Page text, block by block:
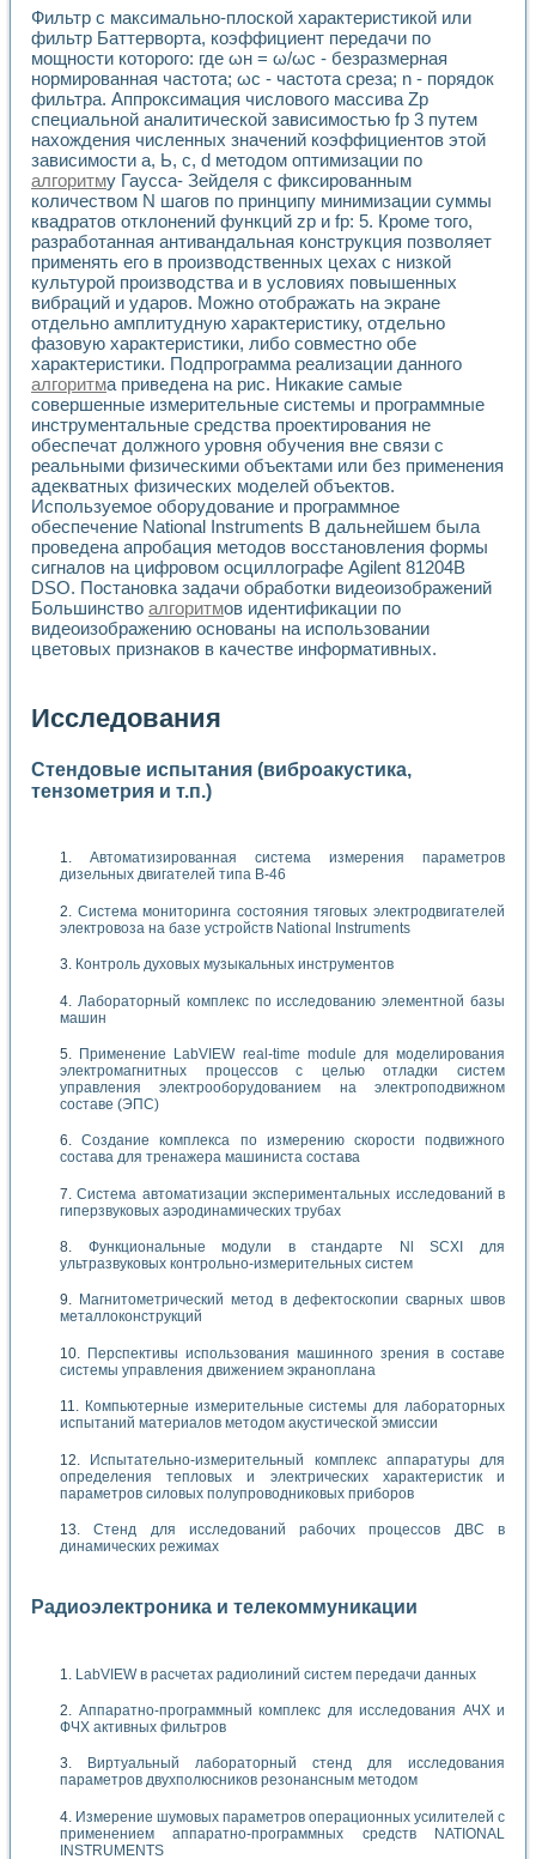
Фильтр с максимально-плоской характеристикой или
фильтр Баттерворта, коэффициент передачи по
мощности которого: где ωн = ω/ωc - безразмерная
нормированная частота; ωc - частота среза; n - порядок
фильтра. Аппроксимация числового массива Zp
специальной аналитической зависимостью fp 3 путем
нахождения численных значений коэффициентов этой
зависимости а, Ь, с, d методом оптимизации по
алгоритму Гаусса- Зейделя с фиксированным
количеством N шагов по принципу минимизации суммы
квадратов отклонений функций zp и fp: 5. Кроме того,
разработанная антивандальная конструкция позволяет
применять его в производственных цехах с низкой
культурой производства и в условиях повышенных
вибраций и ударов. Можно отображать на экране
отдельно амплитудную характеристику, отдельно
фазовую характеристики, либо совместно обе
характеристики. Подпрограмма реализации данного
алгоритма приведена на рис. Никакие самые
совершенные измерительные системы и программные
инструментальные средства проектирования не
обеспечат должного уровня обучения вне связи с
реальными физическими объектами или без применения
адекватных физических моделей объектов.
Используемое оборудование и программное
обеспечение National Instruments В дальнейшем была
проведена апробация методов восстановления формы
сигналов на цифровом осциллографе Agilent 81204B
DSO. Постановка задачи обработки видеоизображений
Большинство алгоритмов идентификации по
видеоизображению основаны на использовании
цветовых признаков в качестве информативных.
Исследования
Стендовые испытания (виброакустика,
тензометрия и т.п.)
Автоматизированная система измерения параметров
дизельных двигателей типа В-46
Система мониторинга состояния тяговых электродвигателей
электровоза на базе устройств National Instruments
Контроль духовых музыкальных инструментов
Лабораторный комплекс по исследованию элементной базы
машин
Применение LabVIEW real-time module для моделирования
электромагнитных процессов с целью отладки систем
управления электрооборудованием на электроподвижном
составе (ЭПС)
Создание комплекса по измерению скорости подвижного
состава для тренажера машиниста состава
Система автоматизации экспериментальных исследований в
гиперзвуковых аэродинамических трубах
Функциональные модули в стандарте Nl SCXI для
ультразвуковых контрольно-измерительных систем
Магнитометрический метод в дефектоскопии сварных швов
металлоконструкций
Перспективы использования машинного зрения в составе
системы управления движением экраноплана
Компьютерные измерительные системы для лабораторных
испытаний материалов методом акустической эмиссии
Испытательно-измерительный комплекс аппаратуры для
определения тепловых и электрических характеристик и
параметров силовых полупроводниковых приборов
Стенд для исследований рабочих процессов ДВС в
динамических режимах
Радиоэлектроника и телекоммуникации
LabVIEW в расчетах радиолиний систем передачи данных
Аппаратно-программный комплекс для исследования АЧХ и
ФЧХ активных фильтров
Виртуальный лабораторный стенд для исследования
параметров двухполюсников резонансным методом
Измерение шумовых параметров операционных усилителей с
применением аппаратно-программных средств NATIONAL
INSTRUMENTS